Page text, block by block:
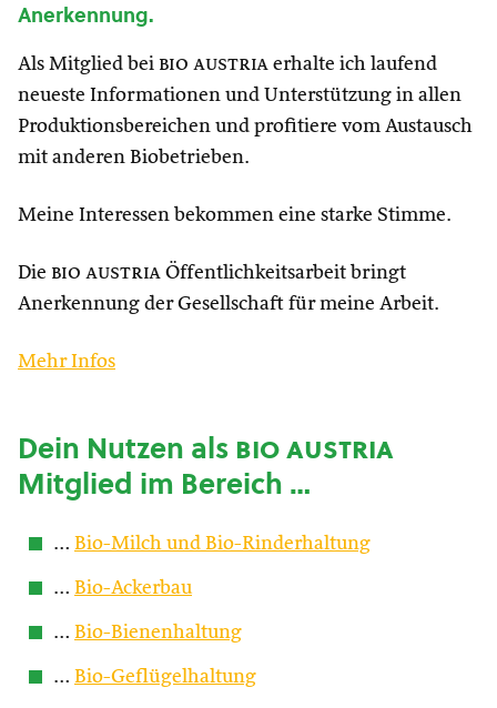
Anerkennung.
Als Mitglied bei bio austria erhalte ich laufend
neueste Informationen und Unterstützung in allen
Produktionsbereichen und profitiere vom Austausch
mit anderen Biobetrieben.
Meine Interessen bekommen eine starke Stimme.
Die bio austria Öffentlichkeitsarbeit bringt
Anerkennung der Gesellschaft für meine Arbeit.
Mehr Infos
Dein Nutzen alsbio austria
Mitglied im Bereich …
… Bio-Milch und Bio-Rinderhaltung
… Bio-Ackerbau
… Bio-Bienenhaltung
… Bio-Geflügelhaltung